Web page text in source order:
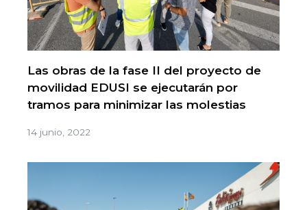
Las obras de la fase II del proyecto de
movilidad EDUSI se ejecutarán por
tramos para minimizar las molestias
14 junio, 2022